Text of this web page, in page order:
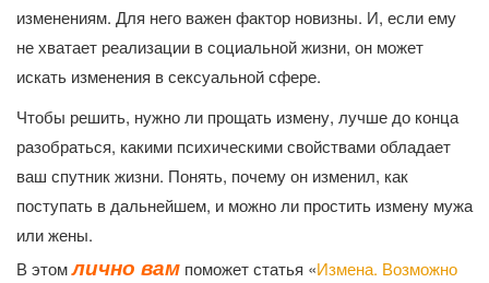
изменениям. Для него важен фактор новизны. И, если ему
не хватает реализации в социальной жизни, он может
искать изменения в сексуальной сфере.
Чтобы решить, нужно ли прощать измену, лучше до конца
разобраться, какими психическими свойствами обладает
ваш спутник жизни. Понять, почему он изменил, как
поступать в дальнейшем, и можно ли простить измену мужа
или жены.
В этомлично вам поможет статья «Измена. Возможно